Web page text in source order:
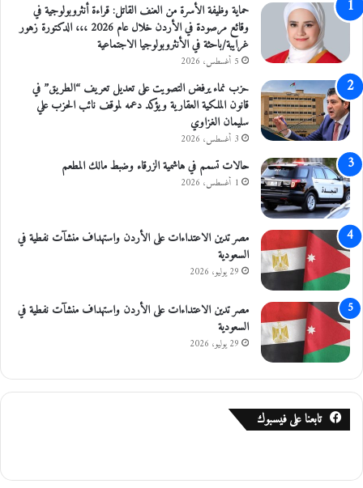
حماية وظيفة الأسرة من العنف القاتل: قراءة أنثروبولوجية في
وقائع مرصودة في الأردن خلال عام 2026 ،،، الدكتورة زهور
غرايبة/باحثة في الأنثروبولوجيا الاجتماعية
5 أغسطس، 2026
حزب نماء يرفض التصويت على تعديل تعريف “الطريق” في
قانون الملكية العقارية ويؤكد دعمه لموقف نائب الحزب علي
سليمان الغزاوي
3 أغسطس، 2026
حالات تسمم في هاشمية الزرقاء وضبط مالك المطعم
1 أغسطس، 2026
مصر تدين الاعتداءات على الأردن واستهداف منشآت نفطية في
السعودية
29 يوليو، 2026
مصر تدين الاعتداءات على الأردن واستهداف منشآت نفطية في
السعودية
29 يوليو، 2026
تابعنا على فيسبوك